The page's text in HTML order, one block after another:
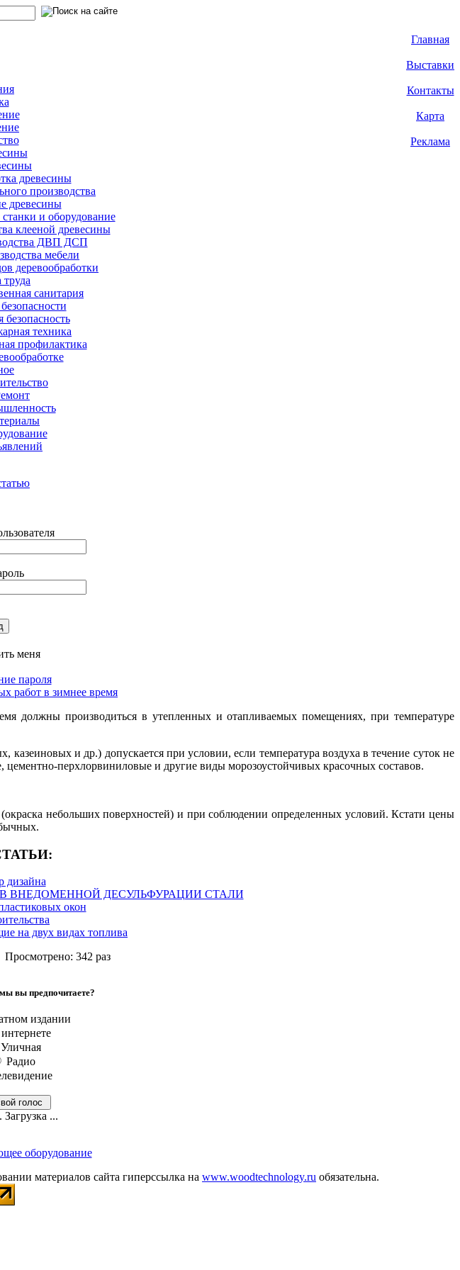
Главная
Выставки
Контакты
Карта
Реклама
древесины
производства
древесины
и оборудование
клееной древесины
ДВП ДСП
мебели
деревообработки
санитария
техника
профилактика
меня
пароля
работ в зимнее время
должны производиться в утепленных и отапливаемых помещениях, при температуре
и др.) допускается при условии, если температура воздуха в течение суток не
перхлорвиниловые и другие виды морозо­устойчивых красочных составов.
небольших поверхностей) и при соблюдении определенных условий. Кстати цены
дизайна
ВНЕДОМЕННОЙ ДЕСУЛЬФУРАЦИИ СТАЛИ
окон
на двух видах топлива
342 раз
вы предпочитаете?
издании
Уличная
Радио
Загрузка ...
оборудование
материалов сайта гиперссылка на www.woodtechnology.ru обязательна.